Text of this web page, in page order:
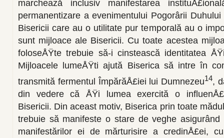
marchează inclusiv manifestarea
permanenti­zare a evenimentului Pogorârii
Bisericii care au o utilitate pur temporală au o
sunt mijloace ale Bisericii. Cu toate acestea
foloseÅŸte trebuie să-i cinstească identitatea
Mijloacele lumeÅŸti ajută Biserica să intre în
transmită fermen­tul ÎmpărăÅ£iei lui Dumnezeu14,
din vedere că ÅŸi lumea exercită o
Bisericii. Din aceast motiv, Biserica prin toate
trebuie să manifeste o stare de veghe
ma­nifestărilor ei de mărturisire a credinÅ£ei,